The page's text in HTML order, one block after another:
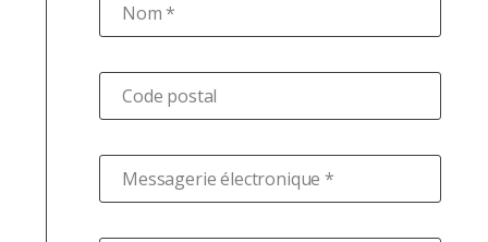
Nom *
Code postal
Messagerie électronique *